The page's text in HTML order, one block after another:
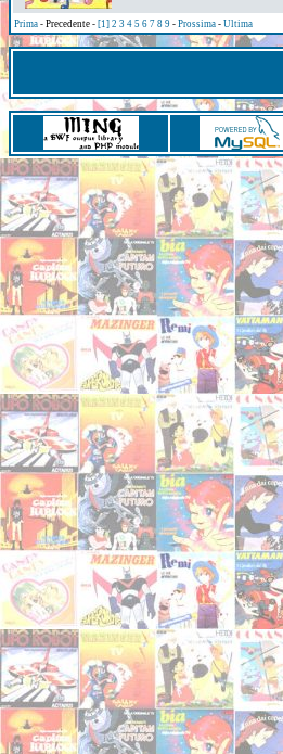
Prima - Precedente - [1] 2 3 4 5 6 7 8 9 - Prossima - Ultima